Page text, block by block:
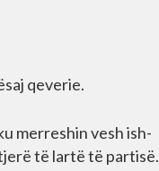
qeverie.
merreshin vesh ish-
të lartë të partisë.